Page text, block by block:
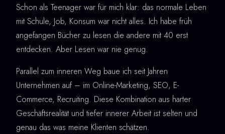
Schon als Teenager war für mich klar: das normale Leben
mit Schule, Job, Konsum war nicht alles. Ich habe früh
angefangen Bücher zu lesen die andere mit 40 erst
entdecken. Aber Lesen war nie genug.
Parallel zum inneren Weg baue ich seit Jahren
Unternehmen auf – im Online-Marketing, SEO, E-
Commerce, Recruiting. Diese Kombination aus harter
Geschäftsrealität und tiefer innerer Arbeit ist selten und
genau das was meine Klienten schätzen.